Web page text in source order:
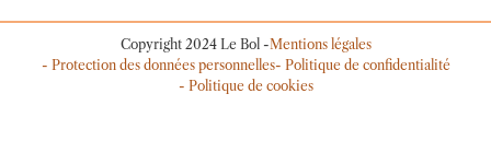
Copyright 2024 Le Bol -Mentions légales
- Protection des données personnelles- Politique de confidentialité
- Politique de cookies